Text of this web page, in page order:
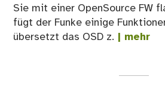
Sie mit einer OpenSource FW
fügt der Funke einige
übersetzt das OSD z. | mehr